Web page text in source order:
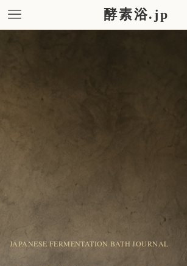
酵素浴.jp
JAPANESE FERMENTATION BATH JOURNAL